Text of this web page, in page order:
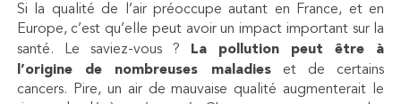
Si la qualité de l’air préoccupe autant en France, et en
Europe, c’est qu’elle peut avoir un impact important sur la
santé. Le saviez-vous ?
La pollution peut être à
l’origine de nombreuses maladieset de certains
cancers. Pire, un air de mauvaise qualité augmenterait le